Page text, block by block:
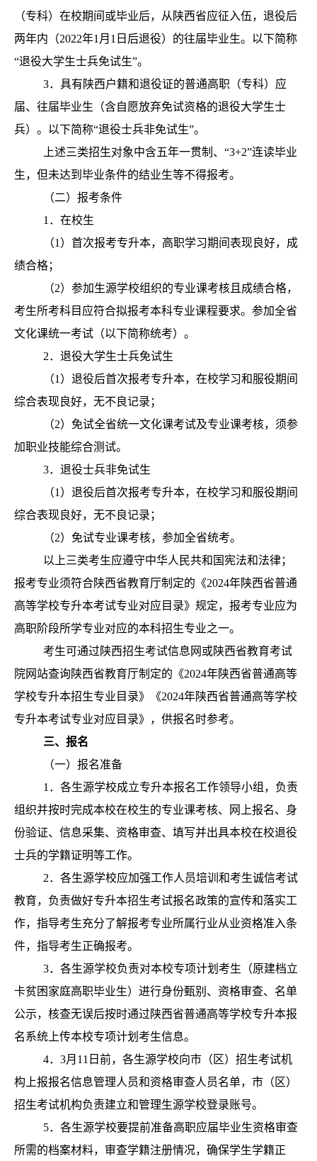
（专科）在校期间或毕业后，从陕西省应征入伍，退役后
两年内（2022年1月1日后退役）的往届毕业生。以下简称
“退役大学生士兵免试生”。
3．具有陕西户籍和退役证的普通高职（专科）应
届、往届毕业生（含自愿放弃免试资格的退役大学生士
兵）。以下简称“退役士兵非免试生”。
上述三类招生对象中含五年一贯制、“3+2”连读毕业
生，但未达到毕业条件的结业生等不得报考。
（二）报考条件
1．在校生
（1）首次报考专升本，高职学习期间表现良好，成
绩合格；
（2）参加生源学校组织的专业课考核且成绩合格，
考生所考科目应符合拟报考本科专业课程要求。参加全省
文化课统一考试（以下简称统考）。
2．退役大学生士兵免试生
（1）退役后首次报考专升本，在校学习和服役期间
综合表现良好，无不良记录；
（2）免试全省统一文化课考试及专业课考核，须参
加职业技能综合测试。
3．退役士兵非免试生
（1）退役后首次报考专升本，在校学习和服役期间
综合表现良好，无不良记录；
（2）免试专业课考核，参加全省统考。
以上三类考生应遵守中华人民共和国宪法和法律；
报考专业须符合陕西省教育厅制定的《2024年陕西省普通
高等学校专升本考试专业对应目录》规定，报考专业应为
高职阶段所学专业对应的本科招生专业之一。
考生可通过陕西招生考试信息网或陕西省教育考试
院网站查询陕西省教育厅制定的《2024年陕西省普通高等
学校专升本招生专业目录》《2024年陕西省普通高等学校
专升本考试专业对应目录》，供报名时参考。
三、报名
（一）报名准备
1．各生源学校成立专升本报名工作领导小组，负责
组织并按时完成本校在校生的专业课考核、网上报名、身
份验证、信息采集、资格审查、填写并出具本校在校退役
士兵的学籍证明等工作。
2．各生源学校应加强工作人员培训和考生诚信考试
教育，负责做好专升本招生考试报名政策的宣传和落实工
作，指导考生充分了解报考专业所属行业从业资格准入条
件，指导考生正确报考。
3．各生源学校负责对本校专项计划考生（原建档立
卡贫困家庭高职毕业生）进行身份甄别、资格审查、名单
公示，核查无误后按时通过陕西省普通高等学校专升本报
名系统上传本校专项计划考生信息。
4．3月11日前，各生源学校向市（区）招生考试机
构上报报名信息管理人员和资格审查人员名单，市（区）
招生考试机构负责建立和管理生源学校登录账号。
5．各生源学校要提前准备高职应届毕业生资格审查
所需的档案材料，审查学籍注册情况，确保学生学籍正